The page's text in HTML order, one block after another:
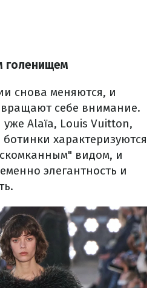
голенищем
снова меняются, и
себе внимание.
Alaïa, Louis Vuitton,
ботинки характеризуются
видом, и
элегантность и